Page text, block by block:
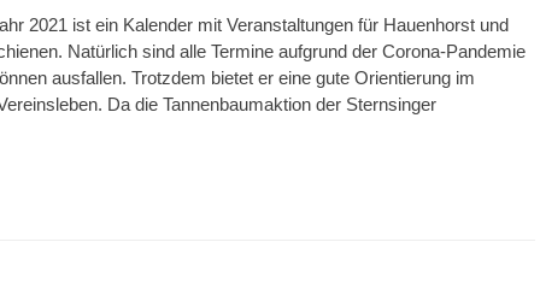
2021 ist ein Kalender mit Veranstaltungen für Hauenhorst und
Natürlich sind alle Termine aufgrund der Corona-Pandemie
ausfallen. Trotzdem bietet er eine gute Orientierung im
Da die Tannenbaumaktion der Sternsinger